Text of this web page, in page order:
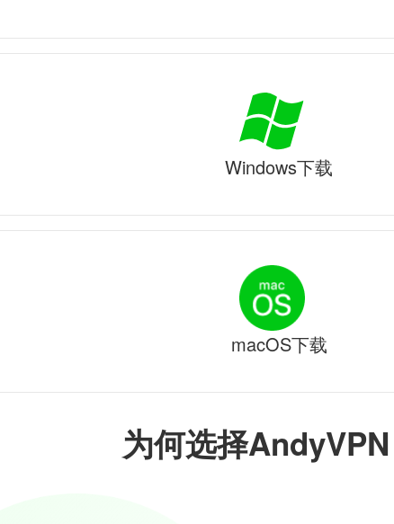
为何选择AndyVPN
Windows下载
macOS下载